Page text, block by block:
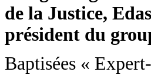
de la Justice,
président du
Baptisées «